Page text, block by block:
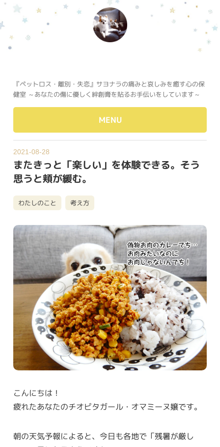
『ペットロス・離別・失恋』サヨナラの痛みと哀しみを癒す心の保
健室 ～あなたの傷に優しく絆創膏を貼るお手伝いをしています～
MENU
2021-08-28
またきっと「楽しい」を体験できる。そう
思うと頬が緩む。
わたしのこと 考え方
こんにちは！
疲れたあなたのチオビタガール・オマミーヌ嬢です。
朝の天気予報によると、今日も各地で「残暑が厳し